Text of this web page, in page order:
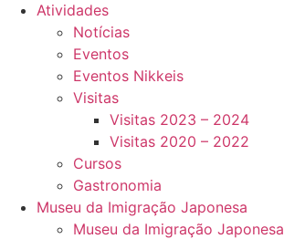
Atividades
Notícias
Eventos
Eventos Nikkeis
Visitas
Visitas 2023 – 2024
Visitas 2020 – 2022
Cursos
Gastronomia
Museu da Imigração Japonesa
Museu da Imigração Japonesa